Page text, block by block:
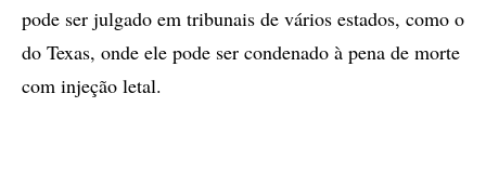
pode ser julgado em tribunais de vários estados, como o
do Texas, onde ele pode ser condenado à pena de morte
com injeção letal.